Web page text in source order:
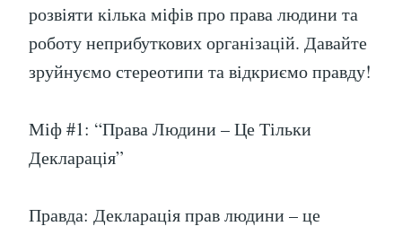
розвіяти кілька міфів про права людини та
роботу неприбуткових організацій. Давайте
зруйнуємо стереотипи та відкриємо правду!
Міф #1: “Права Людини – Це Тільки
Декларація”
Правда: Декларація прав людини – це